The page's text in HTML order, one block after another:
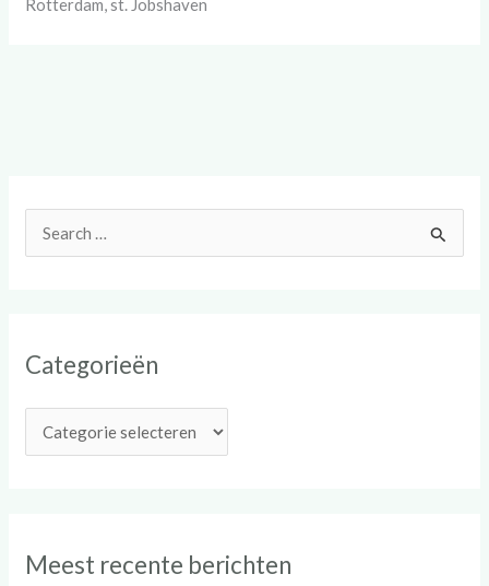
Rotterdam, st. Jobshaven
n
Categorieën
Meest recente berichten